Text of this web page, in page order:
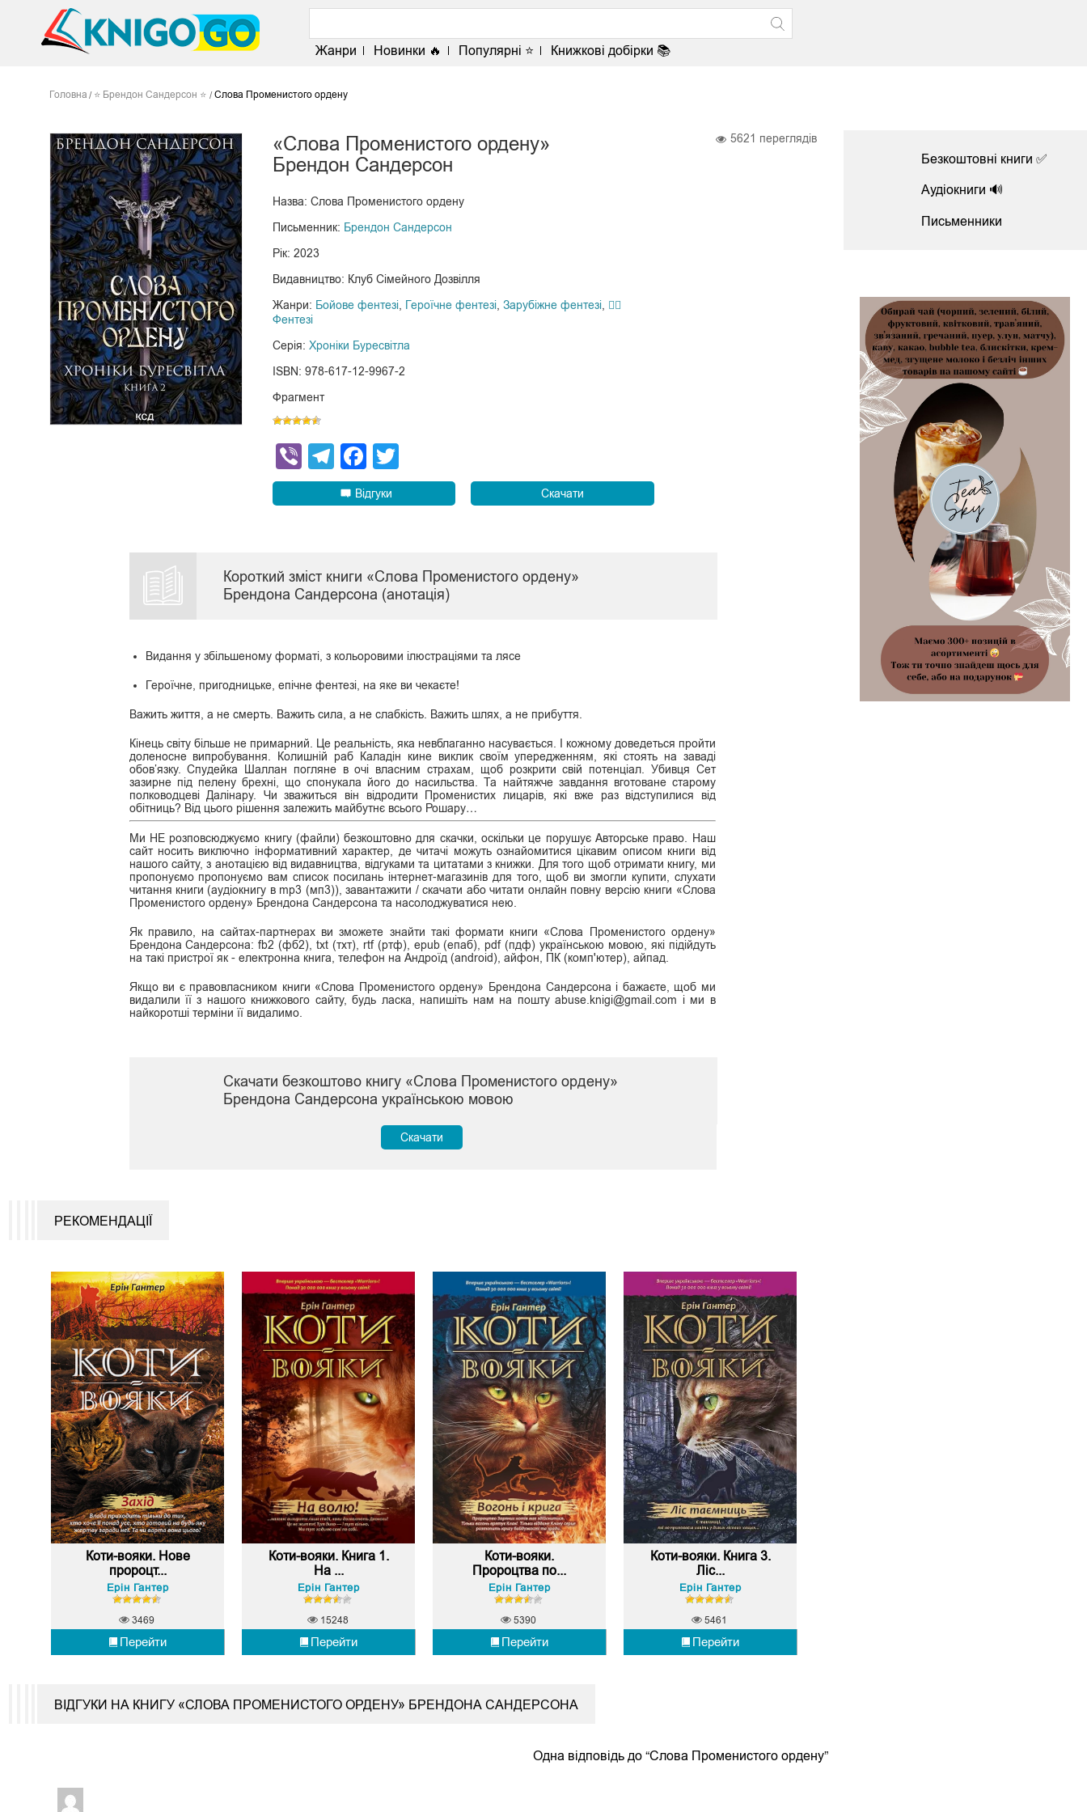
Жанри Новинки 🔥 Популярні ⭐ Книжкові добірки 📚
<
Головна ⭐ Брендон Сандерсон ⭐ Слова Променистого ордену
«Слова Променистого ордену»
Брендон Сандерсон
Назва: Слова Променистого ордену
Письменник: Брендон Сандерсон
Рік: 2023
Видавництво: Клуб Сімейного Дозвілля
Жанри: Бойове фентезі, Героїчне фентезі, Зарубіжне фентезі, 🧙‍♂️
Фентезі
Серія: Хроніки Буресвітла
ISBN: 978-617-12-9967-2
Фрагмент
ViberTelegram
Facebook
Відгуки Скачати
5621 переглядів
Короткий зміст книги «Слова Променистого ордену»
Брендона Сандерсона (анотація)
Видання у збільшеному форматі, з кольоровими ілюстраціями та лясе
Героїчне, пригодницьке, епічне фентезі, на яке ви чекаєте!
Важить життя, а не смерть. Важить сила, а не слабкість. Важить шлях, а не прибуття.
Кінець світу більше не примарний. Це реальність, яка невблаганно насувається. І кожному доведеться пройти
доленосне випробування. Колишній раб Каладін кине виклик своїм упередженням, які стоять на заваді
обов’язку. Спудейка Шаллан погляне в очі власним страхам, щоб розкрити свій потенціал. Убивця Сет
зазирне під пелену брехні, що спонукала його до насильства. Та найтяжче завдання вготоване старому
полководцеві Далінару. Чи зважиться він відродити Променистих лицарів, які вже раз відступилися від
обітниць? Від цього рішення залежить майбутнє всього Рошару…
Ми НЕ розповсюджуємо книгу (файли) безкоштовно для скачки, оскільки це порушує Авторське право. Наш
сайт носить виключно інформативний характер, де читачі можуть ознайомитися цікавим описом книги від
нашого сайту, з анотацією від видавництва, відгуками та цитатами з книжки. Для того щоб отримати книгу, ми
пропонуємо пропонуємо вам список посилань інтернет-магазинів для того, щоб ви змогли купити, слухати
читання книги (аудіокнигу в mp3 (мп3)), завантажити / скачати або читати онлайн повну версію книги «Слова
Променистого ордену» Брендона Сандерсона та насолоджуватися нею.
Як правило, на сайтах-партнерах ви зможете знайти такі формати книги «Слова Променистого ордену»
Брендона Сандерсона: fb2 (фб2), txt (тхт), rtf (ртф), epub (епаб), pdf (пдф) українською мовою, які підійдуть
на такі пристрої як - електронна книга, телефон на Андроїд (android), айфон, ПК (комп'ютер), айпад.
Якщо ви є правовласником книги «Слова Променистого ордену» Брендона Сандерсона і бажаєте, щоб ми
видалили її з нашого книжкового сайту, будь ласка, напишіть нам на пошту abuse.knigi@gmail.com і ми в
найкоротші терміни її видалимо.
Скачати безкоштово книгу «Слова Променистого ордену»
Брендона Сандерсона українською мовою
Скачати
РЕКОМЕНДАЦІЇ
Коти-вояки. Нове
пророцт...
Ерін Гантер
Перейти
3469
Коти-вояки. Книга 1.
На ...
Ерін Гантер
Перейти
15248
Коти-вояки.
Пророцтва по...
Ерін Гантер
Перейти
5390
Коти-вояки. Книга 3.
Ліс...
Ерін Гантер
Перейти
5461
ВІДГУКИ НА КНИГУ «СЛОВА ПРОМЕНИСТОГО ОРДЕНУ» БРЕНДОНА САНДЕРСОНА
Одна відповідь до “Слова Променистого ордену”
Безкоштовні книги ✅
Аудіокниги 🔊
Письменники